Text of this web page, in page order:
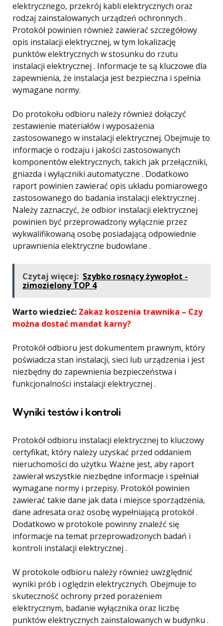
elektrycznego, przekrój kabli elektrycznych oraz
rodzaj zainstalowanych urządzeń ochronnych .
Protokół powinien również zawierać szczegółowy
opis instalacji elektrycznej, w tym lokalizację
punktów elektrycznych w stosunku do rzutu
instalacji elektrycznej . Informacje te są kluczowe dla
zapewnienia, że ​​instalacja jest bezpieczna i spełnia
wymagane normy.
Do protokołu odbioru należy również dołączyć
zestawienie materiałów i wyposażenia
zastosowanego w instalacji elektrycznej. Obejmuje to
informacje o rodzaju i jakości zastosowanych
komponentów elektrycznych, takich jak przełączniki,
gniazda i wyłączniki automatyczne . Dodatkowo
raport powinien zawierać opis układu pomiarowego
zastosowanego do badania instalacji elektrycznej .
Należy zaznaczyć, że odbior instalacji elektrycznej
powinien być przeprowadzony wyłącznie przez
wykwalifikowaną osobę posiadającą odpowiednie
uprawnienia elektryczne budowlane .
Czytaj więcej: Szybko rosnący żywopłot -
zimozielony TOP 4
Warto wiedzieć: Zakaz koszenia trawnika – Czy
można dostać mandat karny?
Protokół odbioru jest dokumentem prawnym, który
poświadcza stan instalacji, sieci lub urządzenia i jest
niezbędny do zapewnienia bezpieczeństwa i
funkcjonalności instalacji elektrycznej .
Wyniki testów i kontroli
Protokół odbioru instalacji elektrycznej to kluczowy
certyfikat, który należy uzyskać przed oddaniem
nieruchomości do użytku. Ważne jest, aby raport
zawierał wszystkie niezbędne informacje i spełniał
wymagane normy i przepisy. Protokół powinien
zawierać takie dane jak data i miejsce sporządzenia,
dane adresata oraz osobę wypełniającą protokół .
Dodatkowo w protokole powinny znaleźć się
informacje na temat przeprowadzonych badań i
kontroli instalacji elektrycznej .
W protokole odbioru należy również uwzględnić
wyniki prób i oględzin elektrycznych. Obejmuje to
skuteczność ochrony przed porażeniem
elektrycznym, badanie wyłącznika oraz liczbę
punktów elektrycznych zainstalowanych w budynku .